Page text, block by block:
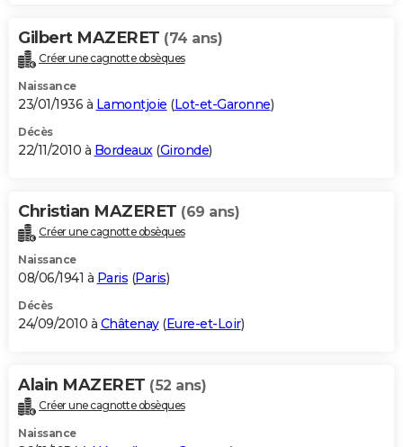
Gilbert MAZERET (74 ans)
Créer une cagnotte obsèques
Naissance
23/01/1936 à Lamontjoie (Lot-et-Garonne)
Décès
22/11/2010 à Bordeaux(Gironde)
Christian MAZERET (69 ans)
Créer une cagnotte obsèques
Naissance
08/06/1941 à Paris (Paris)
Décès
24/09/2010 à Châtenay(Eure-et-Loir)
Alain MAZERET (52 ans)
Créer une cagnotte obsèques
Naissance